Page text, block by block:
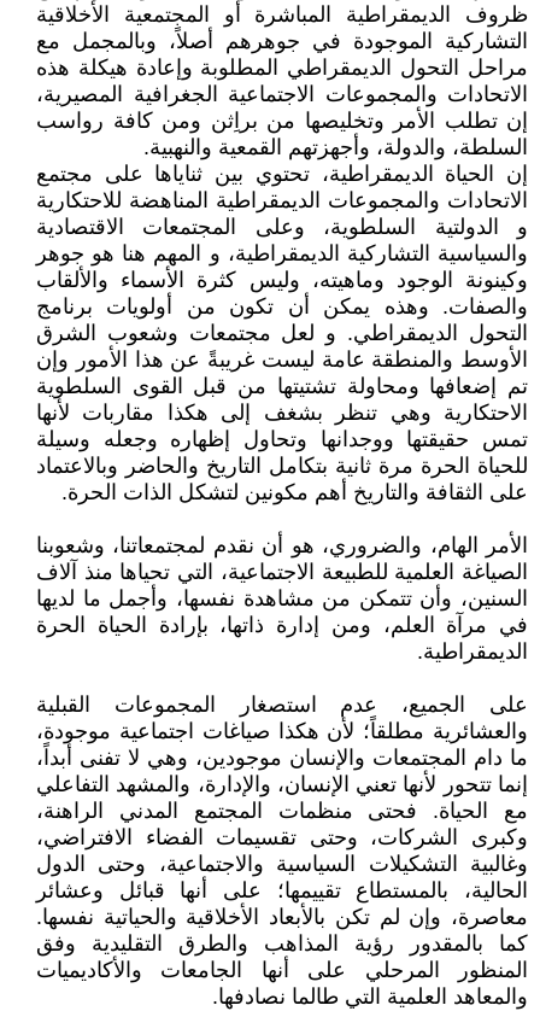
ظروف الديمقراطية المباشرة أو المجتمعية الأخلاقية
التشاركية الموجودة في جوهرهم أصلاً، وبالمجمل مع
مراحل التحول الديمقراطي المطلوبة وإعادة هيكلة هذه
الاتحادات والمجموعات الاجتماعية الجغرافية المصيرية،
إن تطلب الأمر وتخليصها من براِثن ومن كافة رواسب
السلطة، والدولة، وأجهزتهم القمعية والنهبية.
إن الحياة الديمقراطية، تحتوي بين ثناياها على مجتمع
الاتحادات والمجموعات الديمقراطية المناهضة للاحتكارية
و الدولتية السلطوية، وعلى المجتمعات الاقتصادية
والسياسية التشاركية الديمقراطية، و المهم هنا هو جوهر
وكينونة الوجود وماهيته، وليس كثرة الأسماء والألقاب
والصفات. وهذه يمكن أن تكون من أولويات برنامج
التحول الديمقراطي. و لعل مجتمعات وشعوب الشرق
الأوسط والمنطقة عامة ليست غريبةً عن هذا الأمور وإن
تم إضعافها ومحاولة تشتيتها من قبل القوى السلطوية
الاحتكارية وهي تنظر بشغف إلى هكذا مقاربات لأنها
تمس حقيقتها ووجدانها وتحاول إظهاره وجعله وسيلة
للحياة الحرة مرة ثانية بتكامل التاريخ والحاضر وبالاعتماد
على الثقافة والتاريخ أهم مكونين لتشكل الذات الحرة.
الأمر الهام، والضروري، هو أن نقدم لمجتمعاتنا، وشعوبنا
الصياغة العلمية للطبيعة الاجتماعية، التي تحياها منذ آلاف
السنين، وأن تتمكن من مشاهدة نفسها، وأجمل ما لديها
في مرآة العلم، ومن إدارة ذاتها، بإرادة الحياة الحرة
الديمقراطية.
على الجميع، عدم استصغار المجموعات القبلية
والعشائرية مطلقاً؛ لأن هكذا صياغات اجتماعية موجودة،
ما دام المجتمعات والإنسان موجودين، وهي لا تفنى أبداً،
إنما تتحور لأنها تعني الإنسان، والإدارة، والمشهد التفاعلي
مع الحياة. فحتى منظمات المجتمع المدني الراهنة،
وكبرى الشركات، وحتى تقسيمات الفضاء الافتراضي،
وغالبية التشكيلات السياسية والاجتماعية، وحتى الدول
الحالية، بالمستطاع تقييمها؛ على أنها قبائل وعشائر
معاصرة، وإن لم تكن بالأبعاد الأخلاقية والحياتية نفسها.
كما بالمقدور رؤية المذاهب والطرق التقليدية وفق
المنظور المرحلي على أنها الجامعات والأكاديميات
والمعاهد العلمية التي طالما نصادفها.